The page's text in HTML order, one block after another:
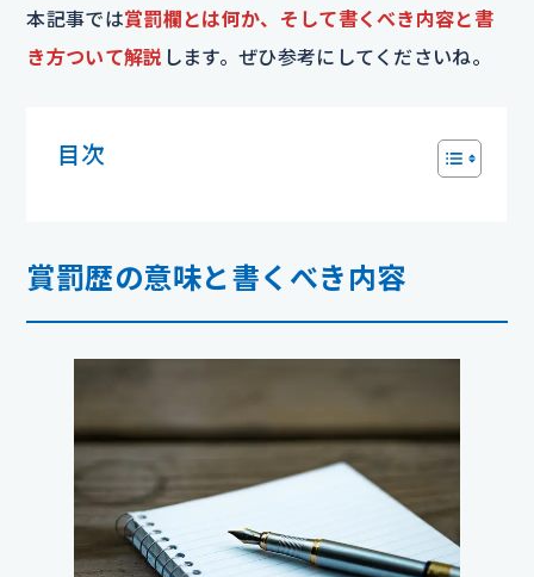
本記事では賞罰欄とは何か、そして書くべき内容と書
き方ついて解説 します。ぜひ参考にしてくださいね。
目次
賞罰歴の意味と書くべき内容